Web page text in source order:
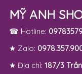
MỸ ANH
☎ Hotline:
★ Zalo:
★ Địa chỉ: 187/3